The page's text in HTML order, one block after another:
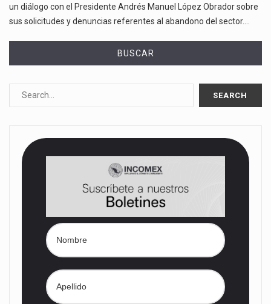
un diálogo con el Presidente Andrés Manuel López Obrador sobre
sus solicitudes y denuncias referentes al abandono del sector.…
BUSCAR